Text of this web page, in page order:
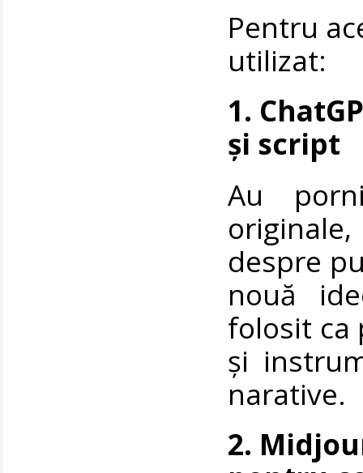
Pentru
utilizat:
1.
și script
Au
despre
nouă
folosit ca
și
narative.
2.